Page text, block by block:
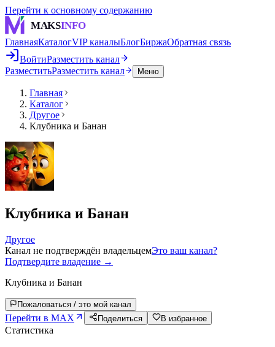
Перейти к основному содержанию
MAKSINFO
ГлавнаяКаталогVIP каналыБлогБиржаОбратная связь
ВойтиРазместить канал
РазместитьРазместить канал Меню
Главная
Каталог
Другое
Клубника и Банан
Клубника и Банан
Другое
Канал не подтверждён владельцемЭто ваш канал?
Подтвердите владение →
Клубника и Банан
Пожаловаться / это мой канал
Перейти в MAX Поделиться В избранное
Статистика